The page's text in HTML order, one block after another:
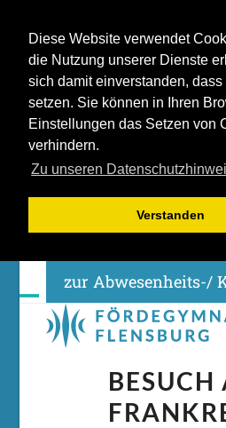
Diese Website verwendet
die Nutzung unserer Dienste
sich damit einverstanden,
setzen. Sie können in Ihren
Einstellungen das Setzen von
verhindern.
Zu unseren
Verstanden
zur Abwesenheits-/
Open
mobile
Close
mobile
BESUCH